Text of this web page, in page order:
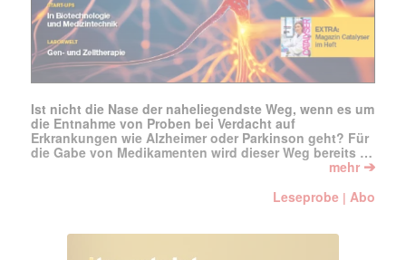
Ist nicht die Nase der naheliegendste Weg, wenn es um
die Entnahme von Proben bei Verdacht auf
Erkrankungen wie Alzheimer oder Parkinson geht? Für
die Gabe von Medikamenten wird dieser Weg bereits …
mehr ➔
Leseprobe |Abo